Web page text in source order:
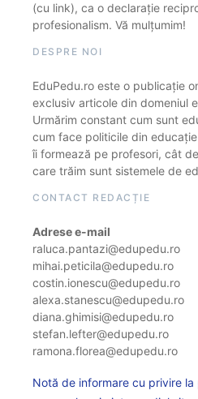
(cu link), ca o declarație
profesionalism. Vă mulțumim!
DESPRE NOI
EduPedu.ro este o publicație
exclusiv articole din domeniul
Urmărim constant cum sunt
cum face politicile din
îi formează pe profesori, cât
care trăim sunt sistemele de
CONTACT REDACȚIE
Adrese e-mail
raluca.pantazi@edupedu.ro
mihai.peticila@edupedu.ro
costin.ionescu@edupedu.ro
alexa.stanescu@edupedu.ro
diana.ghimisi@edupedu.ro
stefan.lefter@edupedu.ro
ramona.florea@edupedu.ro
Notă de informare cu privire